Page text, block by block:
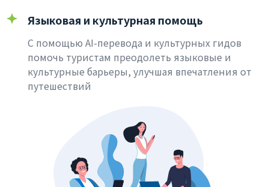
Языковая и культурная помощь
С помощью AI-перевода и культурных гидов
помочь туристам преодолеть языковые и
культурные барьеры, улучшая впечатления от
путешествий